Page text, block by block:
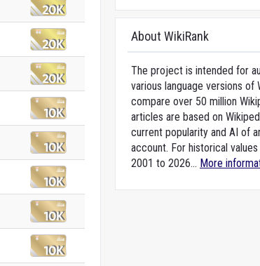
About WikiRank
The project is intended for
various language versions
compare over 50 million
articles are based on
current popularity and AI of
account. For historical
2001 to 2026... More